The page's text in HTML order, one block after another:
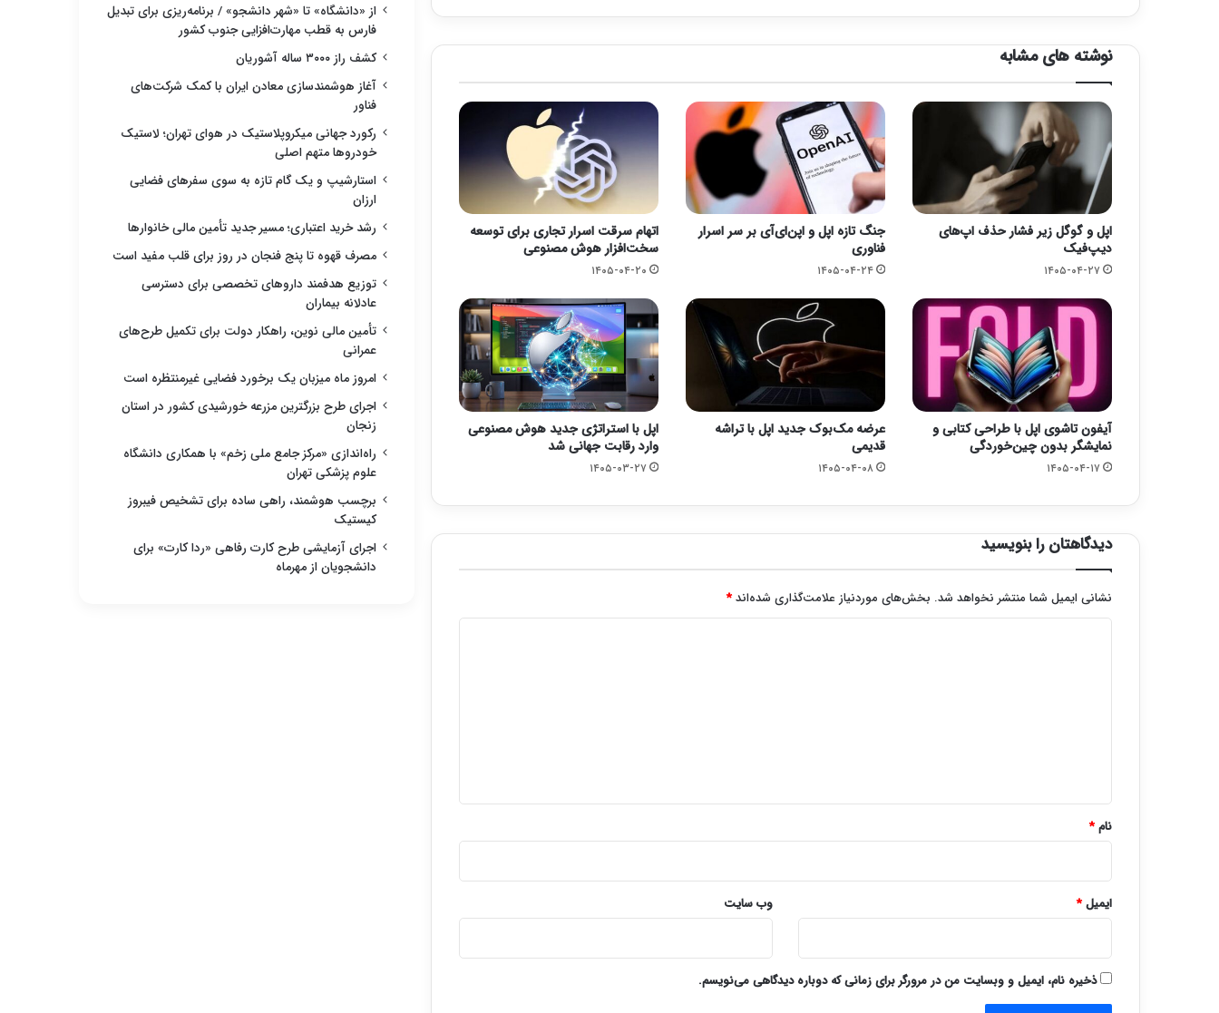
نوشته های مشابه
اپل و گوگل زیر فشار حذف اپ‌های
دیپ‌فیک
۱۴۰۵-۰۴-۲۷
جنگ تازه اپل و اپن‌ای‌آی بر سر اسرار
فناوری
۱۴۰۵-۰۴-۲۴
اتهام سرقت اسرار تجاری برای توسعه
سخت‌افزار هوش مصنوعی
۱۴۰۵-۰۴-۲۰
آیفون تاشوی اپل با طراحی کتابی و
نمایشگر بدون چین‌خوردگی
۱۴۰۵-۰۴-۱۷
عرضه مک‌بوک جدید اپل با تراشه
قدیمی
۱۴۰۵-۰۴-۰۸
اپل با استراتژی جدید هوش مصنوعی
وارد رقابت جهانی شد
۱۴۰۵-۰۳-۲۷
دیدگاهتان را بنویسید
نشانی ایمیل شما منتشر نخواهد شد. بخش‌های موردنیاز علامت‌گذاری شده‌اند*
نام*
ایمیل* وب‌ سایت
ذخیره نام، ایمیل و وبسایت من در مرورگر برای زمانی که دوباره دیدگاهی می‌نویسم.
از «دانشگاه» تا «شهر دانشجو» / برنامه‌ریزی برای تبدیل
فارس به قطب مهارت‌افزایی جنوب کشور
کشف راز ۳۰۰۰ ساله آشوریان
آغاز هوشمندسازی معادن ایران با کمک شرکت‌های
فناور
رکورد جهانی میکروپلاستیک در هوای تهران؛ لاستیک
خودروها متهم اصلی
استارشیپ و یک گام تازه به سوی سفرهای فضایی
ارزان
رشد خرید اعتباری؛ مسیر جدید تأمین مالی خانوارها
مصرف قهوه تا پنج فنجان در روز برای قلب مفید است
توزیع هدفمند داروهای تخصصی برای دسترسی
عادلانه بیماران
تأمین مالی نوین، راهکار دولت برای تکمیل طرح‌های
عمرانی
امروز ماه میزبان یک برخورد فضایی غیرمنتظره است
اجرای طرح بزرگترین مزرعه خورشیدی کشور در استان
زنجان
راه‌اندازی «مرکز جامع ملی زخم» با همکاری دانشگاه
علوم پزشکی تهران
برچسب هوشمند، راهی ساده برای تشخیص فیبروز
کیستیک
اجرای آزمایشی طرح کارت رفاهی «ردا کارت» برای
دانشجویان از مهرماه